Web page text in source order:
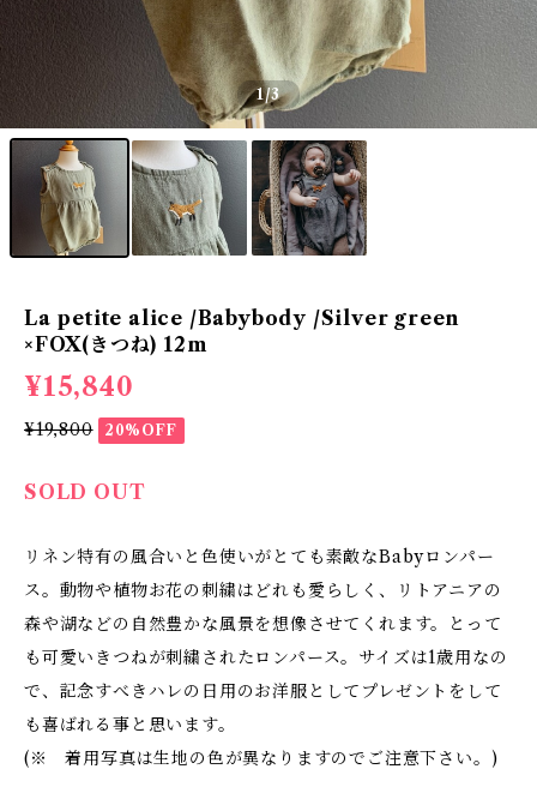
1/3
La petite alice /Babybody /Silver green
×FOX(きつね) 12m
¥15,840
¥19,800 20%OFF
SOLD OUT
リネン特有の風合いと色使いがとても素敵なBabyロンパー
ス。動物や植物お花の刺繍はどれも愛らしく、リトアニアの
森や湖などの自然豊かな風景を想像させてくれます。とって
も可愛いきつねが刺繍されたロンパース。サイズは1歳用なの
で、記念すべきハレの日用のお洋服としてプレゼントをして
も喜ばれる事と思います。
(※ 着用写真は生地の色が異なりますのでご注意下さい。)